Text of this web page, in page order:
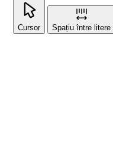
Cursor Spațiu între litere